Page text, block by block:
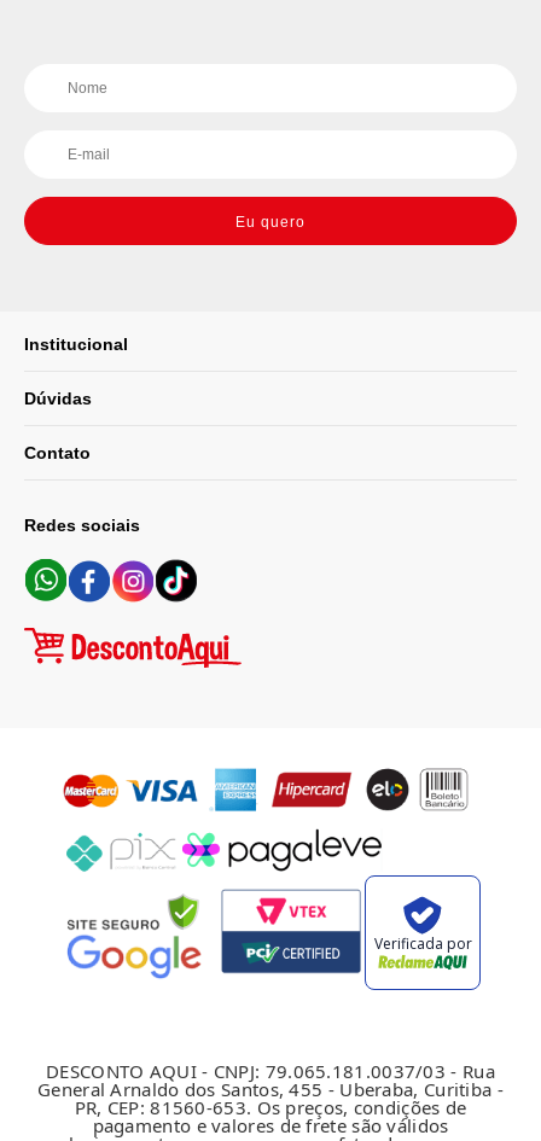
Eu quero
Institucional
Dúvidas
Contato
Redes sociais
Verificada por
DESCONTO AQUI - CNPJ: 79.065.181.0037/03 - Rua
General Arnaldo dos Santos, 455 - Uberaba, Curitiba -
PR, CEP: 81560-653. Os preços, condições de
pagamento e valores de frete são válidos